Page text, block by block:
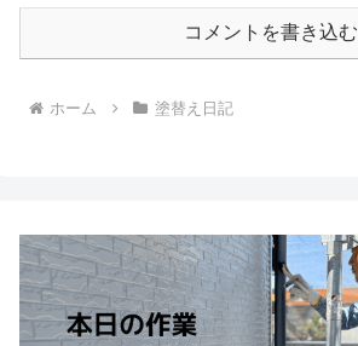
コメントを書き込む
ホーム 塗替え日記